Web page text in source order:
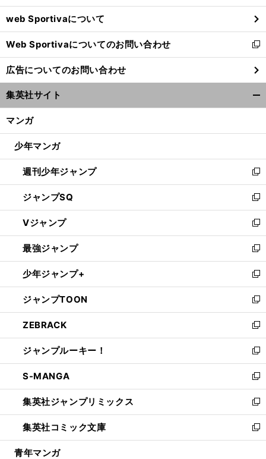
ウ
で
開
く
web Sportivaについて
Web Sportivaについてのお問い合わせ
新
し
い
ウ
ィ
ン
ウ
開
く
広告についてのお問い合わせ
集英社サイト
マンガ
少年マンガ
週刊少年ジャンプ
新
し
い
ウ
ィ
ン
ド
ウ
で
開
く
ジャンプSQ
新
し
い
ウ
ィ
ン
ド
ウ
で
開
く
Vジャンプ
新
し
い
ウ
ィ
ン
ド
ウ
で
開
く
最強ジャンプ
新
し
い
ウ
ィ
ン
ド
ウ
で
開
く
少年ジャンプ+
新
し
い
ウ
ィ
ン
ド
ウ
で
開
く
ジャンプTOON
新
し
い
ウ
ィ
ン
ド
ウ
で
開
く
ZEBRACK
新
し
い
ウ
ィ
ン
ド
ウ
で
開
ジャンプルーキー！
新
し
い
ウ
ィ
ン
ド
ウ
S-MANGA
新
し
い
ウ
ィ
ン
集英社ジャンプリミックス
新
し
い
ウ
集英社コミック文庫
新
し
青年マンガ